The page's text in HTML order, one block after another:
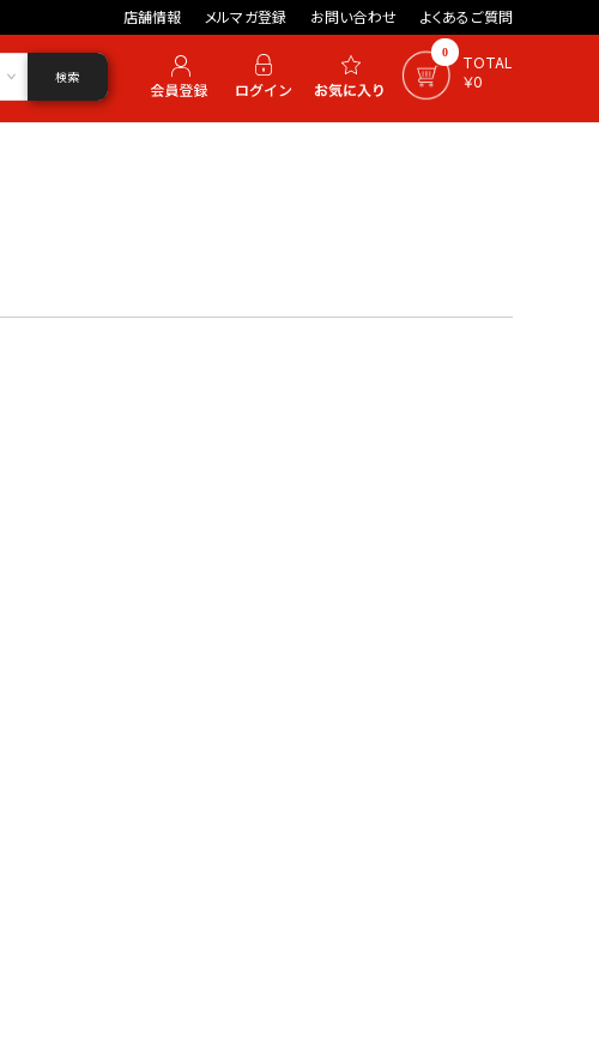
店舗情報 メルマガ登録 お問い合わせ よくあるご質問
0
TOTAL
￥0
検索